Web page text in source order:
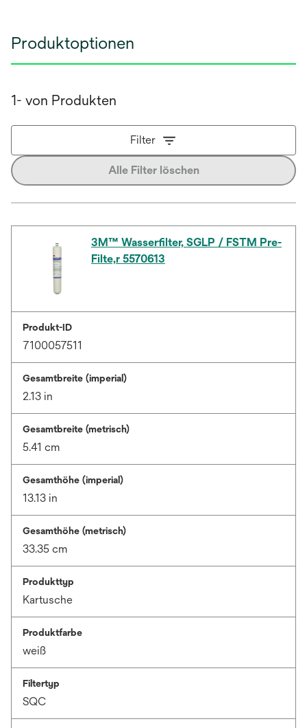
Produktoptionen
1- von Produkten
Filter
Alle Filter löschen
3M™ Wasserfilter, SGLP / FSTM Pre-
Filte,r 5570613
Produkt-ID
7100057511
Gesamtbreite (imperial)
2.13 in
Gesamtbreite (metrisch)
5.41 cm
Gesamthöhe (imperial)
13.13 in
Gesamthöhe (metrisch)
33.35 cm
Produkttyp
Kartusche
Produktfarbe
weiß
Filtertyp
SQC